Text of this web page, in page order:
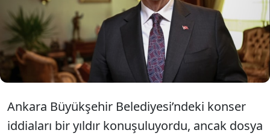
58,78’e karşılık 41,22 ile rakibine 17.5 puan
fark atınca, Ankara Belediyesi operasyonu
başlatıldı.
Ankara Büyükşehir Belediyesi’ndeki konser
iddiaları bir yıldır konuşuluyordu, ancak dosya